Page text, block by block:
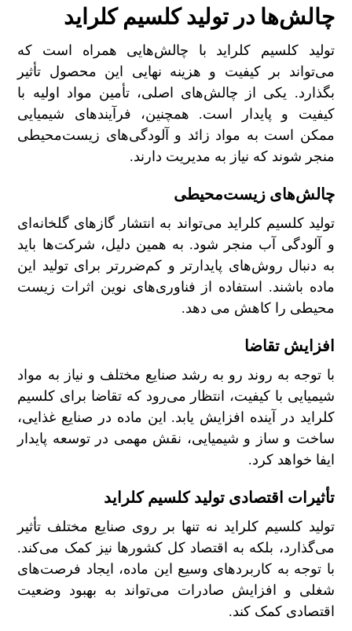
چالش‌ها در تولید کلسیم کلراید
تولید کلسیم کلراید با چالش‌هایی همراه است که
می‌تواند بر کیفیت و هزینه نهایی این محصول تأثیر
بگذارد. یکی از چالش‌های اصلی، تأمین مواد اولیه با
کیفیت و پایدار است. همچنین، فرآیندهای شیمیایی
ممکن است به مواد زائد و آلودگی‌های زیست‌محیطی
منجر شوند که نیاز به مدیریت دارند.
چالش‌های زیست‌محیطی
تولید کلسیم کلراید می‌تواند به انتشار گازهای گلخانه‌ای
و آلودگی آب منجر شود. به همین دلیل، شرکت‌ها باید
به دنبال روش‌های پایدارتر و کم‌ضررتر برای تولید این
ماده باشند. استفاده از فناوری‌های نوین اثرات زیست
محیطی را کاهش می دهد.
افزایش تقاضا
با توجه به روند رو به رشد صنایع مختلف و نیاز به مواد
شیمیایی با کیفیت، انتظار می‌رود که تقاضا برای کلسیم
کلراید در آینده افزایش یابد. این ماده در صنایع غذایی،
ساخت و ساز و شیمیایی، نقش مهمی در توسعه پایدار
ایفا خواهد کرد.
تأثیرات اقتصادی تولید کلسیم کلراید
تولید کلسیم کلراید نه تنها بر روی صنایع مختلف تأثیر
می‌گذارد، بلکه به اقتصاد کل کشورها نیز کمک می‌کند.
با توجه به کاربردهای وسیع این ماده، ایجاد فرصت‌های
شغلی و افزایش صادرات می‌تواند به بهبود وضعیت
اقتصادی کمک کند.